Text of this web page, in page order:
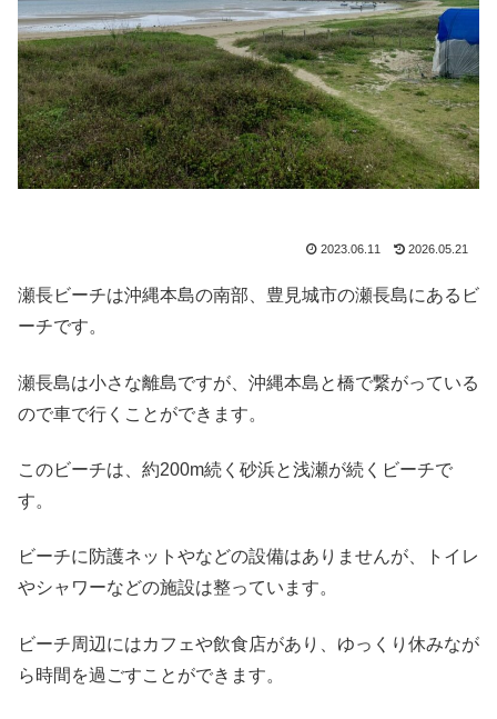
2023.06.11 2026.05.21
瀬長ビーチは沖縄本島の南部、豊見城市の瀬長島にあるビ
ーチです。
瀬長島は小さな離島ですが、沖縄本島と橋で繋がっている
ので車で行くことができます。
このビーチは、約200m続く砂浜と浅瀬が続くビーチで
す。
ビーチに防護ネットやなどの設備はありませんが、トイレ
やシャワーなどの施設は整っています。
ビーチ周辺にはカフェや飲食店があり、ゆっくり休みなが
ら時間を過ごすことができます。